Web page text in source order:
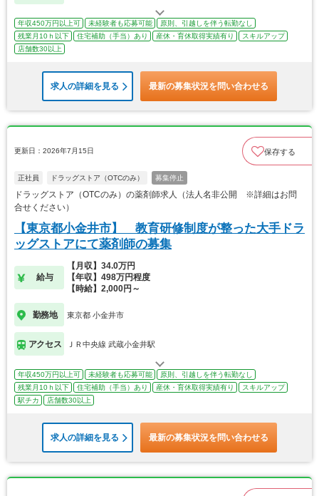
年収450万円以上可 未経験者も応募可能
原則、引越しを伴う転勤なし
残業月10ｈ以下
住宅補助（手当）あり 産休・育休取得実績有り
スキルアップ
店舗数30以上
求人の詳細を見る 最新の募集状況を問い合わせる
更新日：2026年7月15日 保存する
正社員 ドラッグストア（OTCのみ） 募集停止
ドラッグストア（OTCのみ）の薬剤師求人（法人名非公開 ※詳細はお問
合せください）
【東京都小金井市】 教育研修制度が整った大手ドラ
ッグストアにて薬剤師の募集
給与
【月収】34.0万円
【年収】498万円程度
【時給】2,000円～
勤務地 東京都 小金井市
アクセス ＪＲ中央線 武蔵小金井駅
年収450万円以上可 未経験者も応募可能
原則、引越しを伴う転勤なし
残業月10ｈ以下
住宅補助（手当）あり 産休・育休取得実績有り
スキルアップ
駅チカ
店舗数30以上
求人の詳細を見る 最新の募集状況を問い合わせる